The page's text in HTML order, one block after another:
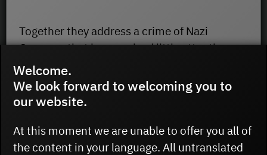
Together they address a crime of Nazi
Germany that has received little attention:
The many measures and violent action taken
against foreign forced laborers by the
Gestapo during World War II.
Welcome.
We look forward to welcoming you to
our website.
At this moment we are unable to offer you all of
the content in your language. All untranslated